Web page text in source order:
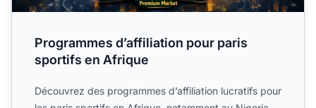
Programmes d’affiliation pour paris
sportifs en Afrique
Découvrez des programmes d’affiliation lucratifs pour